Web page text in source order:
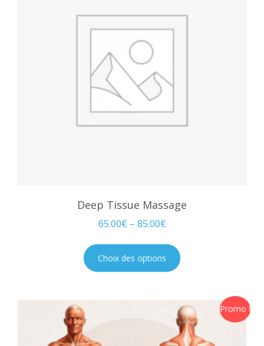
Deep Tissue Massage
65.00€ – 85.00€
Choix des options
Promo !